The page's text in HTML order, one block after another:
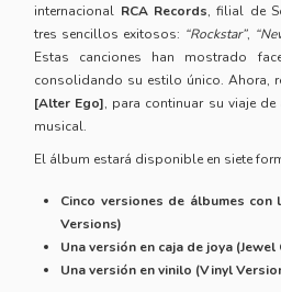
internacional RCA Records, filial de
tres sencillos exitosos: “Rockstar”,
Estas canciones han mostrado
consolidando su estilo único. Ahora,
[Alter Ego], para continuar su viaje
musical.
El álbum estará disponible en siete
Cinco versiones de álbumes
Versions)
Una versión en caja de joya (Jewel
Una versión en vinilo (Vinyl